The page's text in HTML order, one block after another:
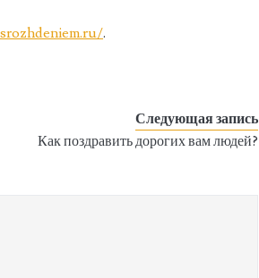
.
Следующая запись
Как поздравить дорогих вам людей?